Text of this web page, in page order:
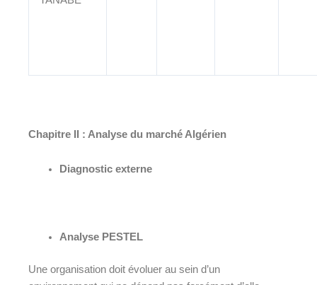
Chapitre II : Analyse du marché Algérien
Diagnostic externe
Analyse PESTEL
Une organisation doit évoluer au sein d’un